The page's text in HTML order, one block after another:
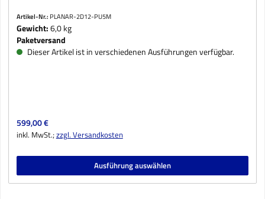
Artikel-Nr.: PLANAR-2D12-PU5M
Gewicht:6,0 kg
Paketversand
Dieser Artikel ist in verschiedenen Ausführungen verfügbar.
Regulärer Preis:
599,00 €
inkl. MwSt.;zzgl. Versandkosten
Ausführung auswählen